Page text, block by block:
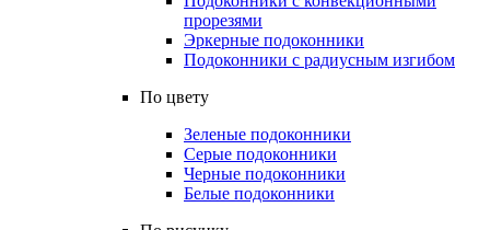
прорезями
Эркерные подоконники
Подоконники с радиусным изгибом
По цвету
Зеленые подоконники
Серые подоконники
Черные подоконники
Белые подоконники